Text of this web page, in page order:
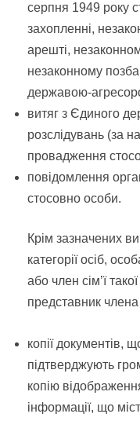
серпня 1949 року
захопленні,
арешті,
незаконному
державою-
витяг з Єдиного
розслідувань (за
провадження
повідомлення
стосовно особи.
Крім зазначених
категорії осіб,
або член сім’ї
представник члена
копії документів,
підтверджують
копію
інформації, що